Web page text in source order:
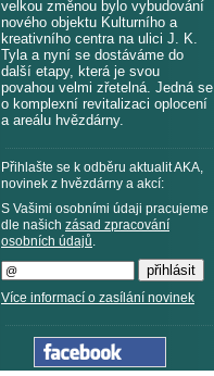
velkou změnou bylo vybudování
nového objektu Kulturního a
kreativního centra na ulici J. K.
Tyla a nyní se dostáváme do
další etapy, která je svou
povahou velmi zřetelná. Jedná se
o komplexní revitalizaci oplocení
a areálu hvězdárny.
Přihlašte se k odběru aktualit AKA,
novinek z hvězdárny a akcí:
S Vašimi osobními údaji pracujeme
dle našich zásad zpracování
osobních údajů.
Více informací o zasílání novinek